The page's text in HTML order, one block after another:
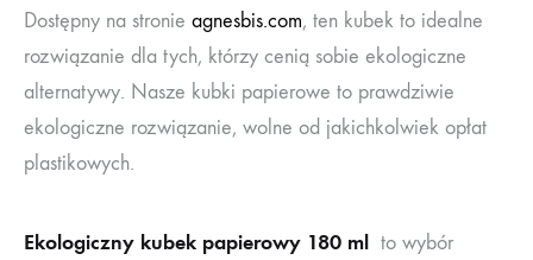
Dostępny na stronie agnesbis.com, ten kubek to idealne
rozwiązanie dla tych, którzy cenią sobie ekologiczne
alternatywy. Nasze kubki papierowe to prawdziwie
ekologiczne rozwiązanie, wolne od jakichkolwiek opłat
plastikowych.
Ekologiczny kubek papierowy 180 ml to wybór